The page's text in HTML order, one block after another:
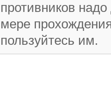
противников
мере
пользуйтесь им.